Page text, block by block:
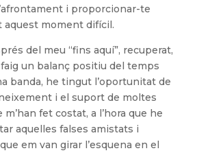
i proporcionar-te
aquest moment difícil.
del meu “fins aquí”, recuperat,
un balanç positiu del temps
banda, he tingut l’oportunitat de
i el suport de moltes
fet costat, a l’hora que he
aquelles falses amistats i
em van girar l’esquena en el